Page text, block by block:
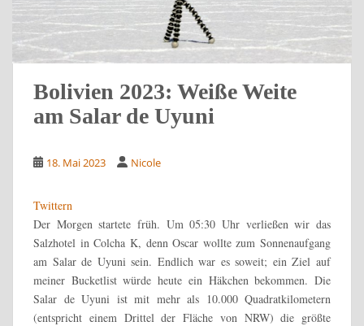
Bolivien 2023: Weiße Weite
am Salar de Uyuni
18. Mai 2023 Nicole
Twittern
Der Morgen startete früh. Um 05:30 Uhr verließen wir das
Salzhotel in Colcha K, denn Oscar wollte zum Sonnenaufgang
am Salar de Uyuni sein. Endlich war es soweit; ein Ziel auf
meiner Bucketlist würde heute ein Häkchen bekommen. Die
Salar de Uyuni ist mit mehr als 10.000 Quadratkilometern
(entspricht einem Drittel der Fläche von NRW) die größte